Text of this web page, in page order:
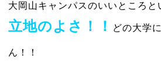
大岡山キャンパスのいいところと
立地のよさ！！ どの大学
ん！！